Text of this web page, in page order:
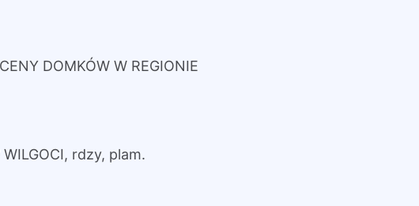
DOMKÓW W REGIONIE
rdzy, plam.